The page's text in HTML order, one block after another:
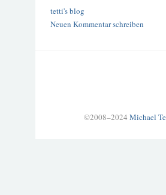
tetti's blog
Neuen Kommentar schreiben
©2008–2024 Michael